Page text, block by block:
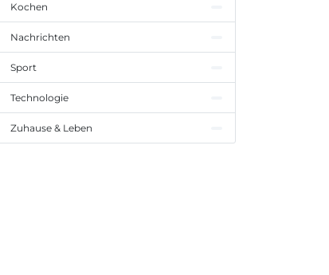
Kochen
Nachrichten
Sport
Technologie
Zuhause & Leben